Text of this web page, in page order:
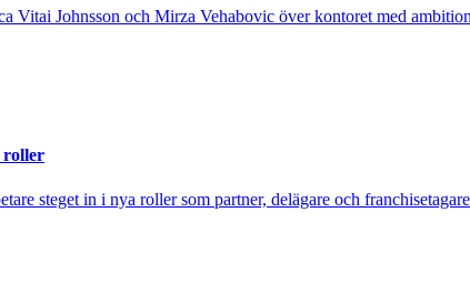
Johnsson och Mirza Vehabovic över kontoret med
roller
steget in i nya roller som partner, delägare och